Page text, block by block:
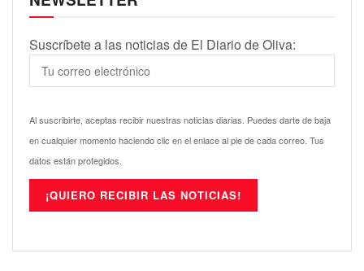
Suscríbete a las noticias de El Diario de Oliva:
Al suscribirte, aceptas recibir nuestras noticias diarias. Puedes darte de baja
en cualquier momento haciendo clic en el enlace al pie de cada correo. Tus
datos están protegidos.